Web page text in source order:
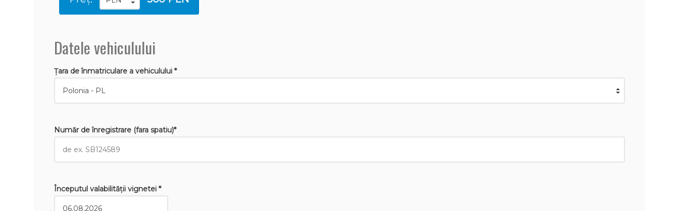
Datele vehiculului
Țara de înmatriculare a vehiculului *
Număr de înregistrare (fara spatiu)*
Începutul valabilităţii vignetei *